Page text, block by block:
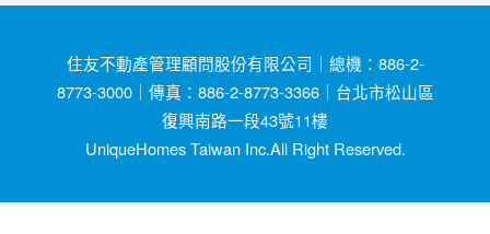
住友不動產管理顧問股份有限公司｜總機：886-2-
8773-3000｜傳真：886-2-8773-3366｜台北市松山區
復興南路一段43號11樓
UniqueHomes Taiwan Inc.All Right Reserved.